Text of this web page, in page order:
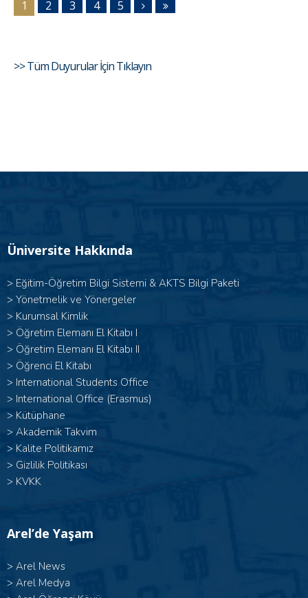
1 2 3 4 5
>> Tüm Duyurular İçin Tıklayın
Üniversite Hakkında
> Eğitim-Öğretim Bilgi Sistemi & AKTS Bilgi Paketi
> Yönetmelik ve Yönergeler
> Kurumsal Kimlik
> Öğretim Elemanı El Kitabı I
> Öğretim Elemanı El Kitabı II
> Öğrenci El Kitabı
> International Students Office
> International Office (Erasmus)
> Kütüphane
> Akademik Takvim
> Kalite Politikamız
> Gizlilik Politikası
> KVKK
Arel’de Yaşam
> Arel News
> Arel Medya